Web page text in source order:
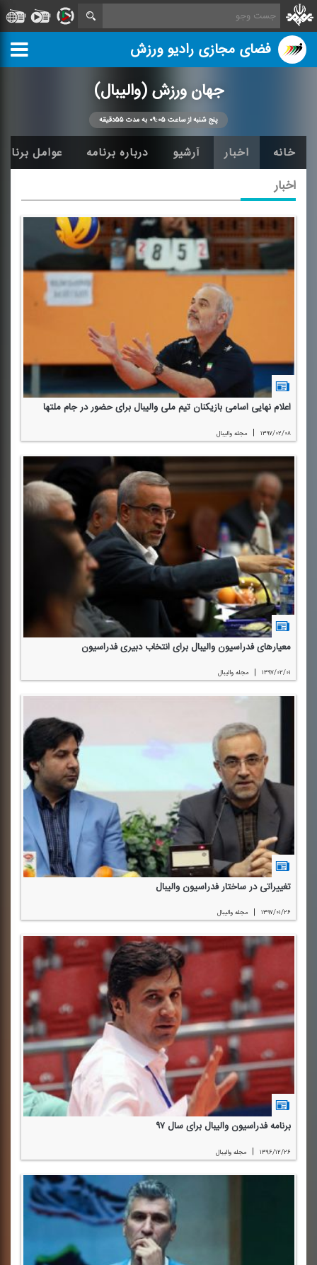
فضای مجازی رادیو ورزش
جهان ورزش (والیبال)
پنج شنبه از ساعت ۰۹:۰۵ به مدت ۵۵دقیقه
خانه اخبار آرشیو درباره برنامه عوامل برنامه
اخبار
اعلام نهایی اسامی بازیكنان تیم ملی والیبال برای حضور در جام ملتها
۱۳۹۷/۰۲/۰۸ | مجله والیبال
معیارهای فدراسیون والیبال برای انتخاب دبیری فدراسیون
۱۳۹۷/۰۲/۰۱ | مجله والیبال
تغییراتی در ساختار فدراسیون والیبال
۱۳۹۷/۰۱/۲۶ | مجله والیبال
برنامه فدراسیون والیبال برای سال ۹۷
۱۳۹۶/۱۲/۲۶ | مجله والیبال